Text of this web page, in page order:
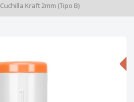
Cuchilla Kraft 2mm (Tipo B)